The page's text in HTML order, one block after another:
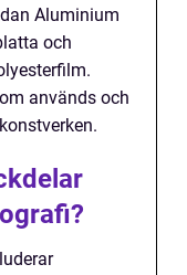
Aluminium
och
används och